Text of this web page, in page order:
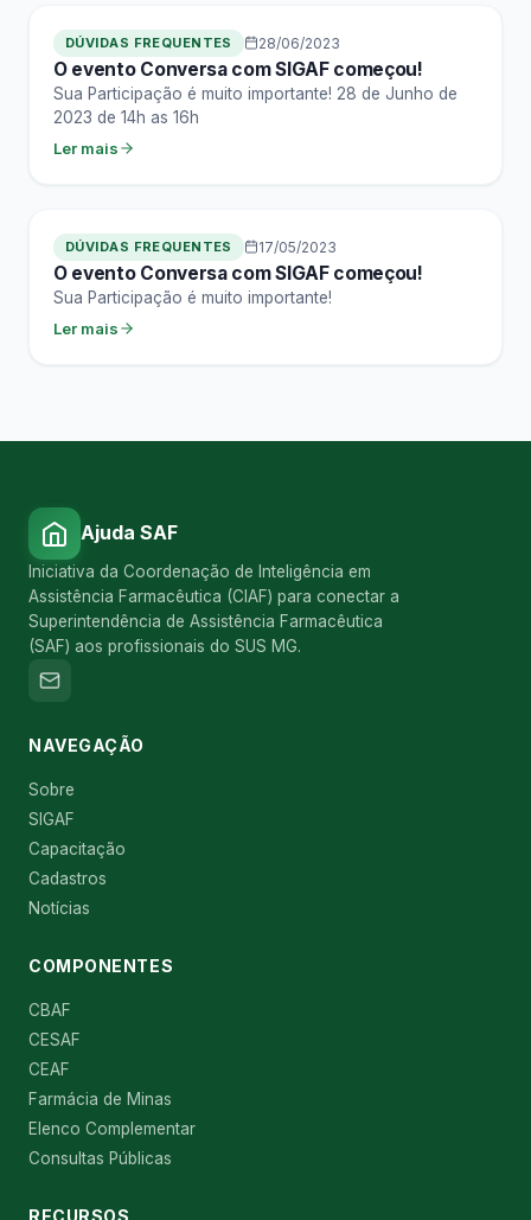
DÚVIDAS FREQUENTES 28/06/2023
O evento Conversa com SIGAF começou!
Sua Participação é muito importante! 28 de Junho de
2023 de 14h as 16h
Ler mais
DÚVIDAS FREQUENTES 17/05/2023
O evento Conversa com SIGAF começou!
Sua Participação é muito importante!
Ler mais
Ajuda SAF
Iniciativa da Coordenação de Inteligência em
Assistência Farmacêutica (CIAF) para conectar a
Superintendência de Assistência Farmacêutica
(SAF) aos profissionais do SUS MG.
NAVEGAÇÃO
Sobre
SIGAF
Capacitação
Cadastros
Notícias
COMPONENTES
CBAF
CESAF
CEAF
Farmácia de Minas
Elenco Complementar
Consultas Públicas
RECURSOS